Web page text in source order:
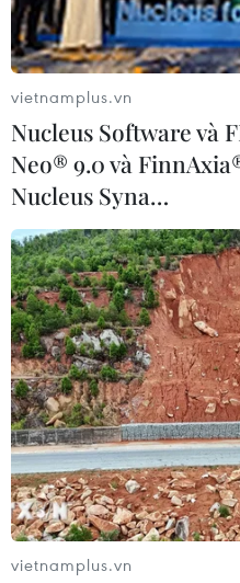
VLA vận động các doanh
kho lưu bãi, đặc biệt là kho
mua nông sản cho
Từ thực tế trên, về
triển nông thôn, Thứ
nghị các doanh nghiệp
hướng đến giải pháp
nông sản đồng thời
thương mại để không
một thị trường.
Theo ông, hiện tại mới
điều kiện xuất khẩu
Quốc, do đó về lâu
triển Nông thôn đã lên
phẩm nông nghiệp tại
với thị trường. /.
vietnamplus.vn
Nucleus Software và
Neo® 9.0 và
Nucleus Syna…
vietnamplus.vn